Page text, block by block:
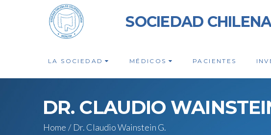
SOCIEDAD
LA SOCIEDAD MÉDICOS PACIENTES
DR. CLAUDIO
Home / Dr. Claudio Wainstein G.